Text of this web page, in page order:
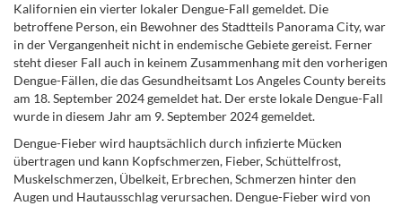
Kalifornien ein vierter lokaler Dengue-Fall gemeldet. Die
betroffene Person, ein Bewohner des Stadtteils Panorama City, war
in der Vergangenheit nicht in endemische Gebiete gereist. Ferner
steht dieser Fall auch in keinem Zusammenhang mit den vorherigen
Dengue-Fällen, die das Gesundheitsamt Los Angeles County bereits
am 18. September 2024 gemeldet hat. Der erste lokale Dengue-Fall
wurde in diesem Jahr am 9. September 2024 gemeldet.
Dengue-Fieber wird hauptsächlich durch infizierte Mücken
übertragen und kann Kopfschmerzen, Fieber, Schüttelfrost,
Muskelschmerzen, Übelkeit, Erbrechen, Schmerzen hinter den
Augen und Hautausschlag verursachen. Dengue-Fieber wird von